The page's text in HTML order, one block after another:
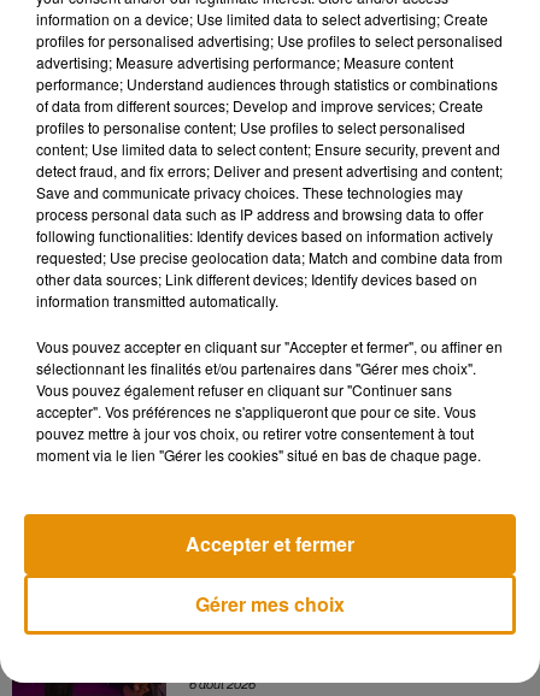
Musique
7 août 2026
Madonna sort enfin le remix de « Love
Sensation » avec Kylie Minogue
7 août 2026
collaboration tant attendue
6 août 2026
information on a device; Use limited data to select advertising; Create
profiles for personalised advertising; Use profiles to select personalised
advertising; Measure advertising performance; Measure content
performance; Understand audiences through statistics or combinations
of data from different sources; Develop and improve services; Create
profiles to personalise content; Use profiles to select personalised
content; Use limited data to select content; Ensure security, prevent and
detect fraud, and fix errors; Deliver and present advertising and content;
Save and communicate privacy choices. These technologies may
process personal data such as IP address and browsing data to offer
following functionalities: Identify devices based on information actively
requested; Use precise geolocation data; Match and combine data from
other data sources; Link different devices; Identify devices based on
information transmitted automatically.
Vous pouvez accepter en cliquant sur "Accepter et fermer", ou affiner en
sélectionnant les finalités et/ou partenaires dans "Gérer mes choix".
Vous pouvez également refuser en cliquant sur "Continuer sans
accepter". Vos préférences ne s'appliqueront que pour ce site. Vous
pouvez mettre à jour vos choix, ou retirer votre consentement à tout
moment via le lien "Gérer les cookies" situé en bas de chaque page.
Gérer mes choix
Accepter et fermer